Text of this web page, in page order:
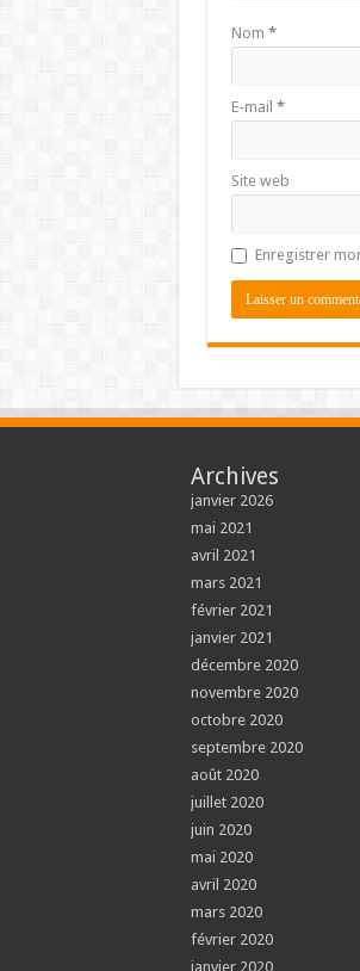
Nom *
E-mail *
Site web
Enregistrer
Archives
janvier 2026
mai 2021
avril 2021
mars 2021
février 2021
janvier 2021
décembre 2020
novembre 2020
octobre 2020
septembre 2020
août 2020
juillet 2020
juin 2020
mai 2020
avril 2020
mars 2020
février 2020
janvier 2020